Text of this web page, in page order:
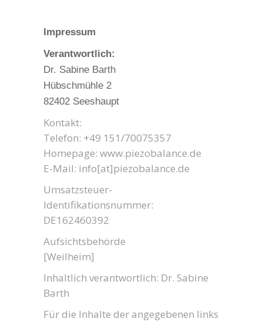
Impressum
Verantwortlich:
Dr. Sabine Barth
Hübschmühle 2
82402 Seeshaupt
Kontakt:
Telefon: +49 151/70075357
Homepage: www.piezobalance.de
E-Mail: info[at]piezobalance.de
Umsatzsteuer-
Identifikationsnummer:
DE162460392
Aufsichtsbehörde
[Weilheim]
Inhaltlich verantwortlich: Dr. Sabine
Barth
Für die Inhalte der angegebenen links